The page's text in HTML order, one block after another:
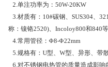
2.单注功率为：50W-20KW
3.材质有：10#碳钢、SUS304、
称：镍铬2520)、Incoloy800和840等
4.常用管径：Φ8-Φ22mm
5.规格有：U型、W型、异形、带
6.对不锈钢电热管的质量造成影